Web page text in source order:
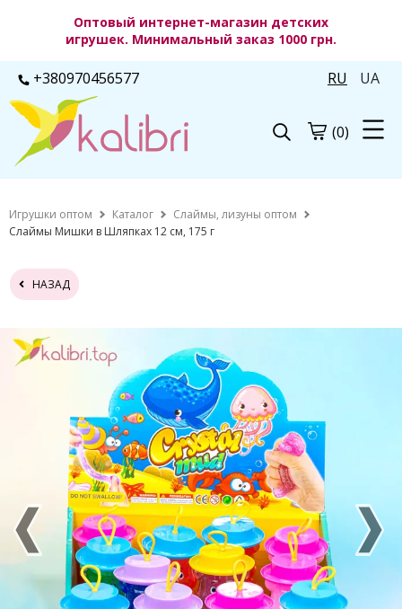
Оптовый интернет-магазин детских
игрушек. Минимальный заказ 1000 грн.
+380970456577 RU UA
(0)
Игрушки оптом Каталог
Слаймы, лизуны оптом
Слаймы Мишки в Шляпках 12 см, 175 г
НАЗАД